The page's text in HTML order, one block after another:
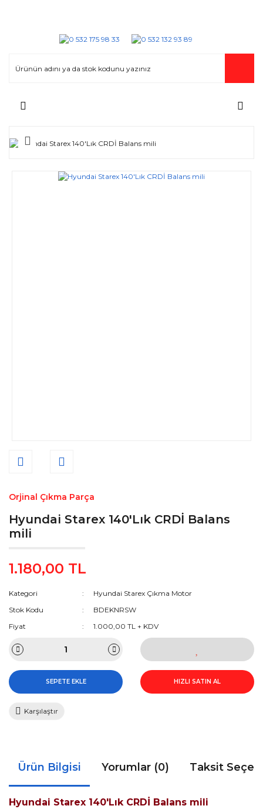
Orjinal Çıkma Parça
Hyundai Starex 140'Lık CRDİ Balans
mili
1.180,00 TL
Kategori
Hyundai Starex Çıkma Motor
Stok Kodu
BDEKNRSW
Fiyat
1.000,00 TL + KDV
SEPETE EKLE HIZLI SATIN AL
Karşılaştır
Ürün Bilgisi Yorumlar (0) Taksit
Hyundai Starex 140'Lık CRDİ Balans mili